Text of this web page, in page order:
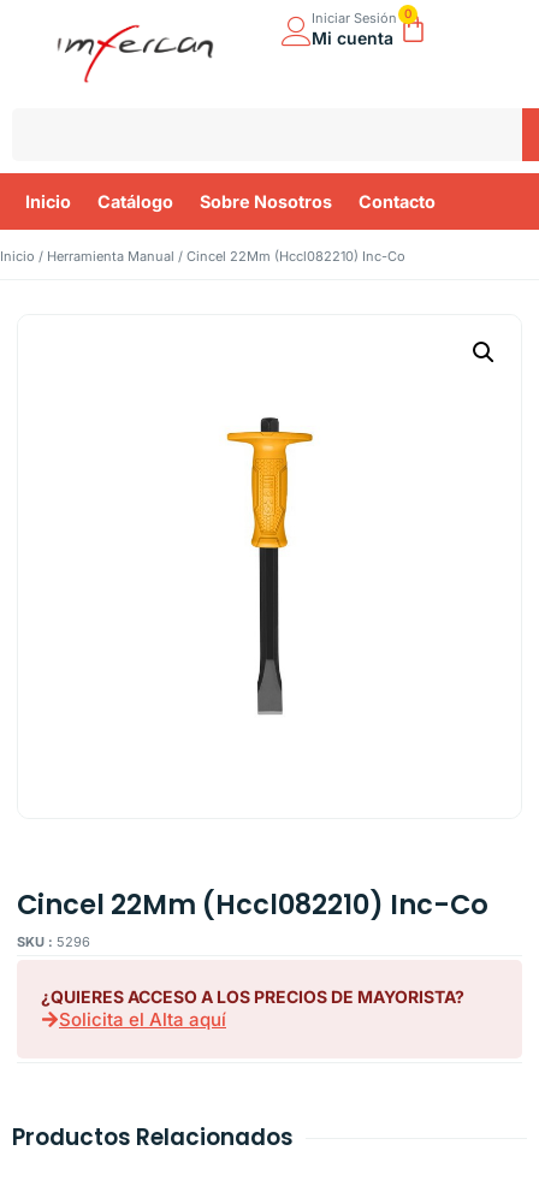
Iniciar Sesión
Mi cuenta
0
Inicio Catálogo Sobre Nosotros Contacto
Inicio / Herramienta Manual / Cincel 22Mm (Hccl082210) Inc-Co
Cincel 22Mm (Hccl082210) Inc-Co
SKU : 5296
¿QUIERES ACCESO A LOS PRECIOS DE MAYORISTA?
Solicita el Alta aquí
Productos Relacionados